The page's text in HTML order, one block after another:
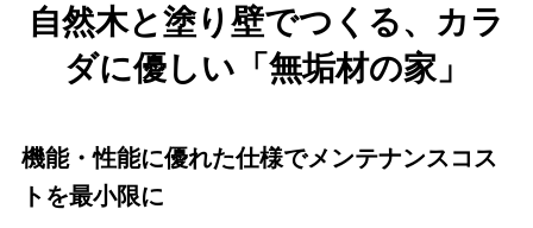
自然木と塗り壁でつくる、カラ
ダに優しい「無垢材の家」
機能・性能に優れた仕様でメンテナンスコス
トを最小限に